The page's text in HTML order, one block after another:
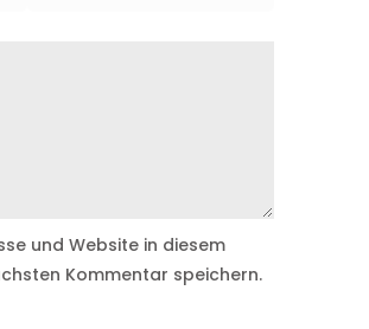
und Website in diesem
Kommentar speichern.